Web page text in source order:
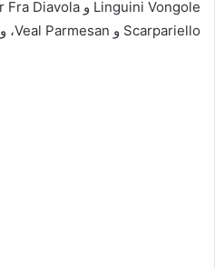
Scarpariello و Veal Parmesan، وغيرها.